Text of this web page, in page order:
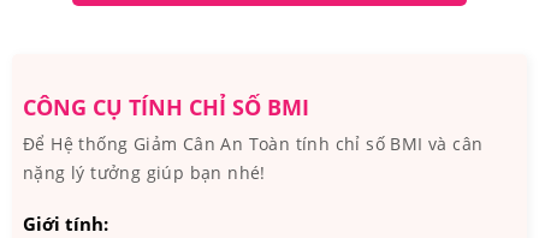
2.Kem Chống Lão Hóa Cao Cấp SK-II Skin Power
Re-New Cream Có Nguồn Gốc Xuất Xứ Từ Đâu,
Thành Phần Như Thế Nào?
CÔNG CỤ TÍNH CHỈ SỐ BMI
Để Hệ thống Giảm Cân An Toàn tính chỉ số BMI và cân
nặng lý tưởng giúp bạn nhé!
Giới tính: